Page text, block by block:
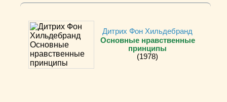
Дитрих Фон Хильдебранд
Основные нравственные
принципы
(1978)